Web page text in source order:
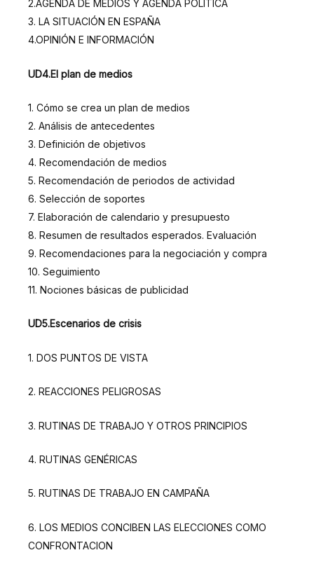
2.AGENDA DE MEDIOS Y AGENDA POLÍTICA
3. LA SITUACIÓN EN ESPAÑA
4.OPINIÓN E INFORMACIÓN
UD4.El plan de medios
1. Cómo se crea un plan de medios
2. Análisis de antecedentes
3. Definición de objetivos
4. Recomendación de medios
5. Recomendación de periodos de actividad
6. Selección de soportes
7. Elaboración de calendario y presupuesto
8. Resumen de resultados esperados. Evaluación
9. Recomendaciones para la negociación y compra
10. Seguimiento
11. Nociones básicas de publicidad
UD5.Escenarios de crisis
1. DOS PUNTOS DE VISTA
2. REACCIONES PELIGROSAS
3. RUTINAS DE TRABAJO Y OTROS PRINCIPIOS
4. RUTINAS GENÉRICAS
5. RUTINAS DE TRABAJO EN CAMPAÑA
6. LOS MEDIOS CONCIBEN LAS ELECCIONES COMO
CONFRONTACION